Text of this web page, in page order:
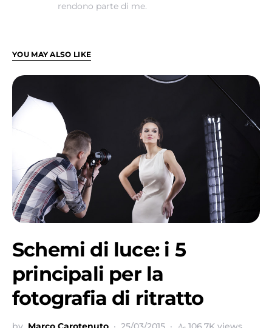
rendono parte di me.
YOU MAY ALSO LIKE
Schemi di luce: i 5
principali per la
fotografia di ritratto